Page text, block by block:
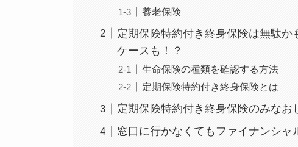
養老保険
定期保険特約付き終身保険は無駄
ケースも！？
生命保険の種類を確認する方法
定期保険特約付き終身保険とは
定期保険特約付き終身保険のみなお
窓口に行かなくてもファイナンシ